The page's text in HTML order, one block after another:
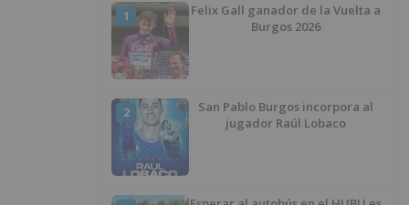
1
Felix Gall ganador de la Vuelta a
Burgos 2026
2
San Pablo Burgos incorpora al
jugador Raúl Lobaco